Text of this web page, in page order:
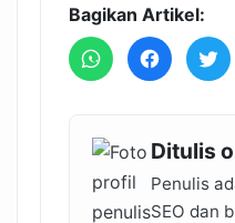
Bagikan Artikel:
Ditulis
Penulis
SEO dan